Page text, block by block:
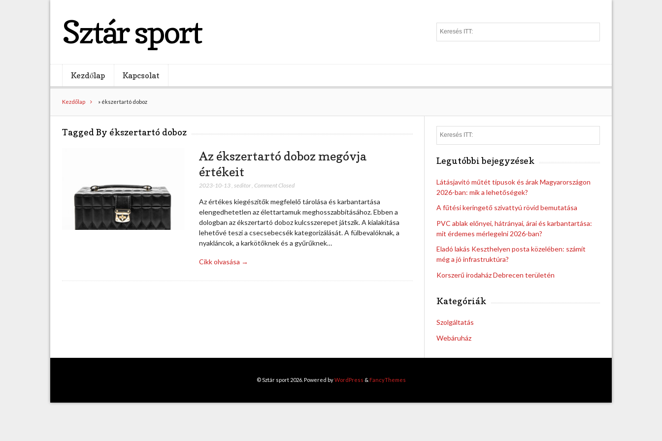
Sztár sport
e
c
Kezdőlap Kapcsolat
Kezdőlap » ékszertartó doboz
Tagged By ékszertartó doboz
Az ékszertartó doboz megóvja
értékeit
2023-10-13, seditor, Comment Closed
Az értékes kiegészítők megfelelő tárolása és karbantartása
elengedhetetlen az élettartamuk meghosszabbításához. Ebben a
dologban az ékszertartó doboz kulcsszerepet játszik. A kialakítása
lehetővé teszi a csecsebecsék kategorizálását. A fülbevalóknak, a
nyakláncok, a karkötőknek és a gyűrűknek…
Cikk olvasása →
e
Legutóbbi bejegyzések
Látásjavító műtét típusok és árak Magyarországon
2026-ban: mik a lehetőségek?
A fűtési keringető szivattyú rövid bemutatása
PVC ablak előnyei, hátrányai, árai és karbantartása:
mit érdemes mérlegelni 2026-ban?
Eladó lakás Keszthelyen posta közelében: számít
még a jó infrastruktúra?
Korszerű irodaház Debrecen területén
Kategóriák
Szolgáltatás
Webáruház
© Sztár sport 2026. Powered byWordPress & FancyThemes